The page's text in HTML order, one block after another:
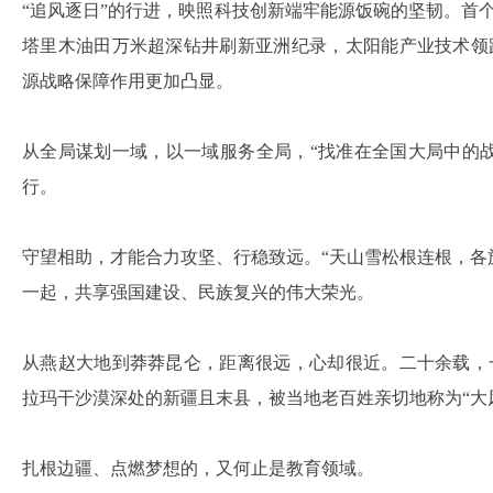
“追风逐日”的行进，映照科技创新端牢能源饭碗的坚韧。首
塔里木油田万米超深钻井刷新亚洲纪录，太阳能产业技术
源战略保障作用更加凸显。
从全局谋划一域，以一域服务全局，“找准在全国大局中的
行。
守望相助，才能合力攻坚、行稳致远。“天山雪松根连根，
一起，共享强国建设、民族复兴的伟大荣光。
从燕赵大地到莽莽昆仑，距离很远，心却很近。二十余载
拉玛干沙漠深处的新疆且末县，被当地老百姓亲切地称为“大
扎根边疆、点燃梦想的，又何止是教育领域。